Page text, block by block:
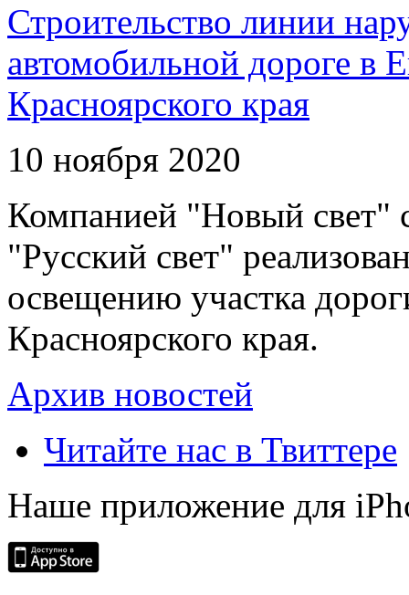
Строительство линии
автомобильной дороге в
Красноярского края
10 ноября 2020
Компанией "Новый свет"
"Русский свет"
освещению участка
Красноярского края.
Архив новостей
Читайте нас в Твиттере
Наше приложение для